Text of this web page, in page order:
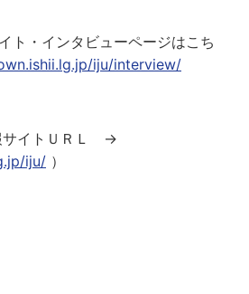
ト・インタビューページはこち
iju/interview/
サイトＵＲＬ →
iju/ ）